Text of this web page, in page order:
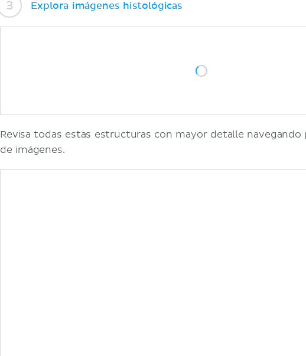
Explora imágenes histológicas
Revisa todas estas estructuras con mayor detalle navegando
de imágenes.